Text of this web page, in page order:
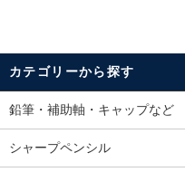
カテゴリーから探す
鉛筆・補助軸・キャップなど
シャープペンシル